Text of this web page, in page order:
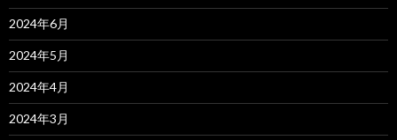
2024年6月
2024年5月
2024年4月
2024年3月